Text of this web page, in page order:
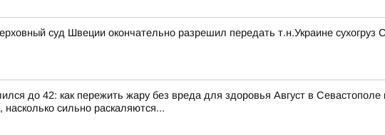
суд Швеции окончательно разрешил передать т.н.Украине
до 42: как пережить жару без вреда для здоровья Август в
сильно раскаляются...